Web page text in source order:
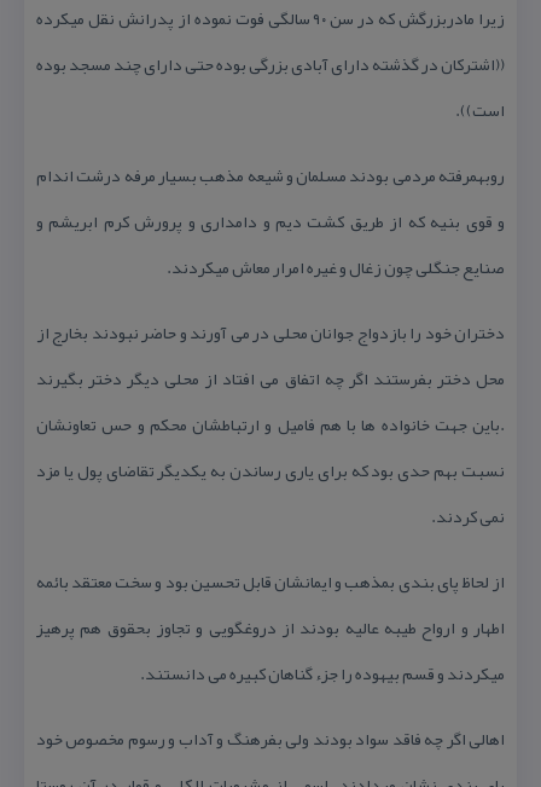
زیرا مادربزرگش كه در سن ۹۰ سالگی فوت نموده از پدرانش نقل میكرده
((اشتركان در گذشته دارای آبادی بزرگی بوده حتی دارای چند مسجد بوده
است)).
روبهمرفته مردمی بودند مسلمان و شیعه مذهب بسیار مرفه درشت اندام
و قوی بنیه كه از طریق كشت دیم و دامداری و پرورش كرم ابریشم و
صنایع جنگلی چون زغال و غیره امرار معاش میكردند.
دختران خود را بازدواج جوانان محلی در می آورند و حاضر نبودند بخارج از
محل دختر بفرستند اگر چه اتفاق می افتاد از محلی دیگر دختر بگیرند
.باین جهت خانواده ها با هم فامیل و ارتباطشان محكم و حس تعاونشان
نسبت بهم حدی بود كه برای یاری رساندن به یكدیگر تقاضای پول یا مزد
نمی كردند.
از لحاظ پای بندی بمذهب و ایمانشان قابل تحسین بود و سخت معتقد بائمه
اطهار و ارواح طیبه عالیه بودند از دروغگویی و تجاوز بحقوق هم پرهیز
میكردند و قسم بیهوده را جزء گناهان كبیره می دانستند.
اهالی اگر چه فاقد سواد بودند ولی بفرهنگ و آداب و رسوم مخصوص خود